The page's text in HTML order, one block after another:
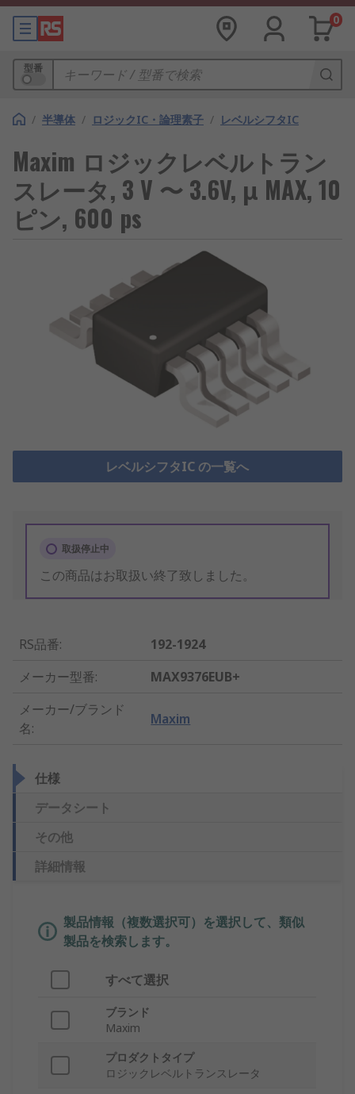
0
型番
/ 半導体 / ロジックIC・論理素子 / レベルシフタIC
Maxim ロジックレベルトラン
スレータ, 3 V 〜 3.6V, μ MAX, 10
ピン, 600 ps
レベルシフタIC の一覧へ
取扱停止中
この商品はお取扱い終了致しました。
RS品番:
192-1924
メーカー型番:
MAX9376EUB+
メーカー/ブランド
名:
Maxim
仕様
データシート
その他
詳細情報
製品情報（複数選択可）を選択して、類似
製品を検索します。
すべて選択
ブランド
Maxim
プロダクトタイプ
ロジックレベルトランスレータ